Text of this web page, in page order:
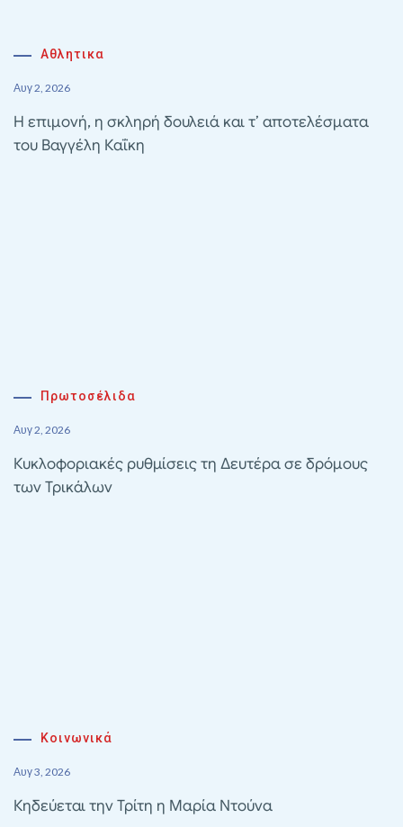
Αθλητικα
Αυγ 2, 2026
Η επιμονή, η σκληρή δουλειά και τ’ αποτελέσματα
του Βαγγέλη Καΐκη
Πρωτοσέλιδα
Αυγ 2, 2026
Κυκλοφοριακές ρυθμίσεις τη Δευτέρα σε δρόμους
των Τρικάλων
Κοινωνικά
Αυγ 3, 2026
Κηδεύεται την Τρίτη η Μαρία Ντούνα